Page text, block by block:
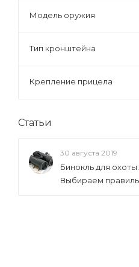
Модель оружия
Тип кронштейна
Крепление прицела
Статьи
30 августа 2019
Бинокль для охоты.
Выбираем